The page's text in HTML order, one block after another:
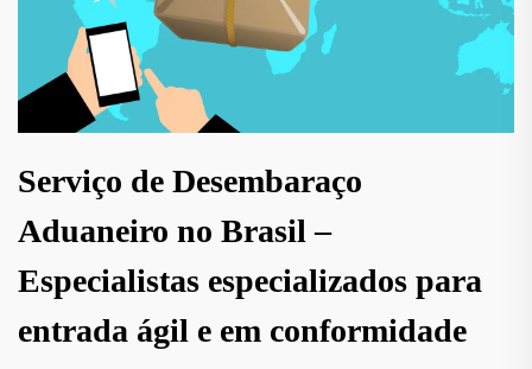
Serviço de Desembaraço
Aduaneiro no Brasil –
Especialistas especializados para
entrada ágil e em conformidade